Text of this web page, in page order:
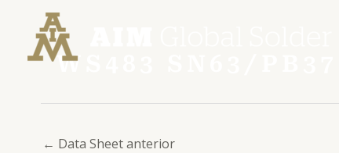
WS483 SN63/
Post
navigation
← Data Sheet anterior